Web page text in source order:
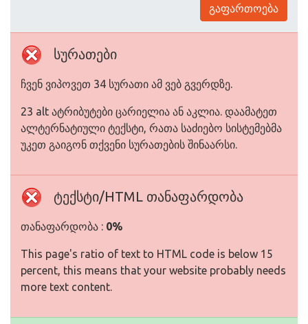
გაფართოება
სურათები
ჩვენ ვიპოვეთ 34 სურათი ამ ვებ გვერდზე.
23 alt ატრიბუტები ცარიელია ან აკლია. დაამატეთ
ალტერნატიული ტექსტი, რათა საძიებო სისტემებმა
უკეთ გაიგონ თქვენი სურათების შინაარსი.
ტექსტი/HTML თანაფარდობა
თანაფარდობა : 0%
This page's ratio of text to HTML code is below 15
percent, this means that your website probably needs
more text content.